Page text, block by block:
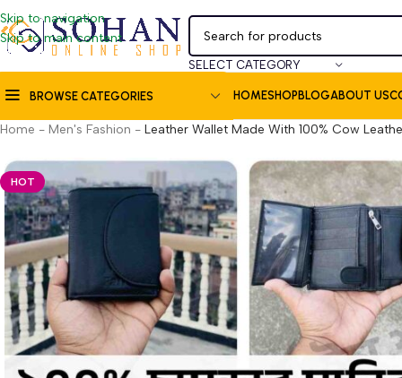
Skip to navigation
Skip to main content
SELECT CATEGORY
BROWSE CATEGORIES HOMESHOP BLOGABOUT US
Home - Men's Fashion - Leather Wallet Made With 100% Cow
HOT